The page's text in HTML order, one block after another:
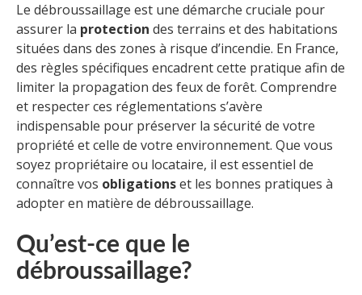
Le débroussaillage est une démarche cruciale pour
assurer la protection des terrains et des habitations
situées dans des zones à risque d’incendie. En France,
des règles spécifiques encadrent cette pratique afin de
limiter la propagation des feux de forêt. Comprendre
et respecter ces réglementations s’avère
indispensable pour préserver la sécurité de votre
propriété et celle de votre environnement. Que vous
soyez propriétaire ou locataire, il est essentiel de
connaître vos obligationset les bonnes pratiques à
adopter en matière de débroussaillage.
Qu’est-ce que le
débroussaillage?